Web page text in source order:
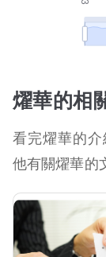
燿華的相
看完燿華的
他有關燿華的